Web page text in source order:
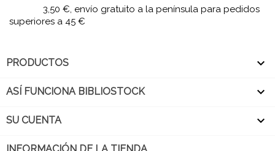
3,50 €, envío gratuito a la península para pedidos
superiores a 45 €
PRODUCTOS 
ASÍ FUNCIONA BIBLIOSTOCK 
SU CUENTA 
INFORMACIÓN DE LA TIENDA